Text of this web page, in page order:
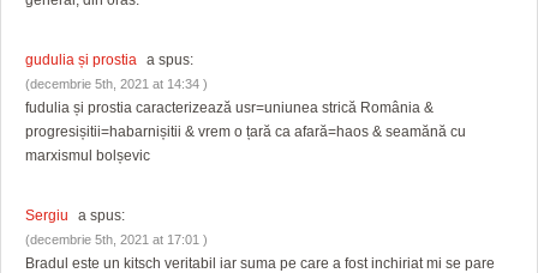
gudulia și prostia a spus:
(decembrie 5th, 2021 at 14:34 )
fudulia și prostia caracterizează usr=uniunea strică România &
progresișitii=habarnișitii & vrem o țară ca afară=haos & seamănă cu
marxismul bolșevic
Sergiu a spus:
(decembrie 5th, 2021 at 17:01 )
Bradul este un kitsch veritabil iar suma pe care a fost inchiriat mi se pare